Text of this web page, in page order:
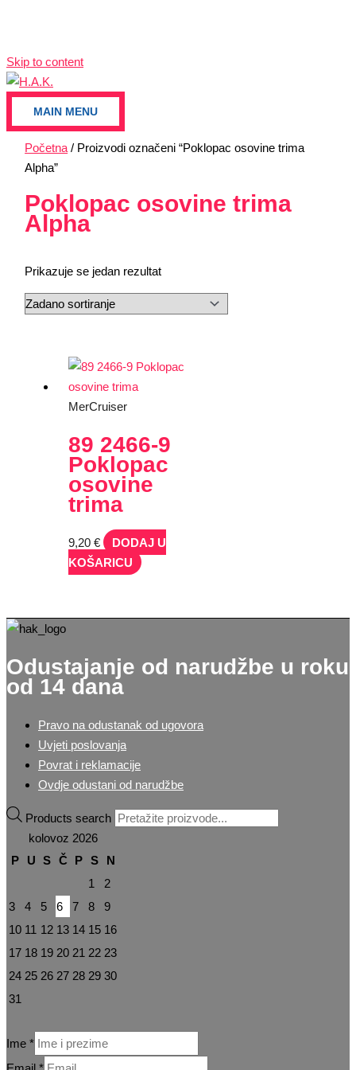
Skip to content
MAIN MENU
Početna / Proizvodi označeni “Poklopac osovine trima
Alpha”
Poklopac osovine trima
Alpha
Prikazuje se jedan rezultat
MerCruiser
89 2466-9
Poklopac
osovine
trima
9,20€
DODAJ U
KOŠARICU
Odustajanje od narudžbe u roku
od 14 dana
Pravo na odustanak od ugovora
Uvjeti poslovanja
Povrat i reklamacije
Ovdje odustani od narudžbe
Products search
kolovoz 2026
P
U S Č P S
N
1
2
3
4 5 6 7 8
9
10 11 12 13 14 15 16
17 18 19 20 21 22 23
24 25 26 27 28 29 30
31
Ime *